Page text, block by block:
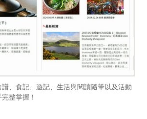
、食記、遊記、生活與閱讀隨筆以及活動
整掌握！